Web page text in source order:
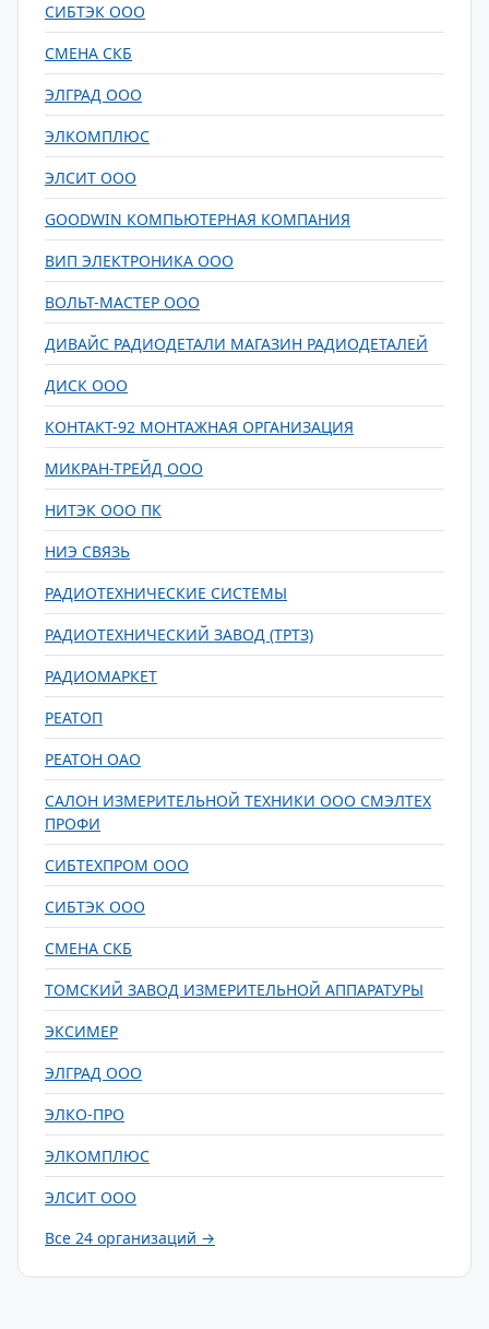
СИБТЭК ООО
СМЕНА СКБ
ЭЛГРАД ООО
ЭЛКОМПЛЮС
ЭЛСИТ ООО
GOODWIN КОМПЬЮТЕРНАЯ КОМПАНИЯ
ВИП ЭЛЕКТРОНИКА ООО
ВОЛЬТ-МАСТЕР ООО
ДИВАЙС РАДИОДЕТАЛИ МАГАЗИН РАДИОДЕТАЛЕЙ
ДИСК ООО
КОНТАКТ-92 МОНТАЖНАЯ ОРГАНИЗАЦИЯ
МИКРАН-ТРЕЙД ООО
НИТЭК ООО ПК
НИЭ СВЯЗЬ
РАДИОТЕХНИЧЕСКИЕ СИСТЕМЫ
РАДИОТЕХНИЧЕСКИЙ ЗАВОД (ТРТЗ)
РАДИОМАРКЕТ
РЕАТОП
РЕАТОН ОАО
САЛОН ИЗМЕРИТЕЛЬНОЙ ТЕХНИКИ ООО СМЭЛТЕХ
ПРОФИ
СИБТЕХПРОМ ООО
СИБТЭК ООО
СМЕНА СКБ
ТОМСКИЙ ЗАВОД ИЗМЕРИТЕЛЬНОЙ АППАРАТУРЫ
ЭКСИМЕР
ЭЛГРАД ООО
ЭЛКО-ПРО
ЭЛКОМПЛЮС
ЭЛСИТ ООО
Все 24 организаций →